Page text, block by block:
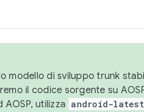
modello di sviluppo trunk
il codice sorgente su
utilizza android-